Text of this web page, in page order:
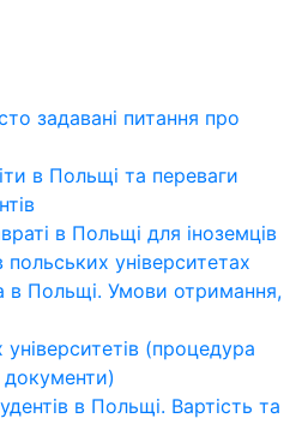
задавані питання про
в Польщі та переваги
в Польщі для іноземців
польських університетах
в Польщі. Умови отримання,
(процедура
документи)
в Польщі. Вартість та